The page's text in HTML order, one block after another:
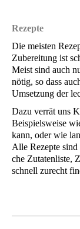
Rezep­te
Die meis­ten
Zube­rei­tung ist
Meist sind auch
nötig, so dass
Umset­zung der
Dazu ver­rät uns
Bei­spiels­wei­se
kann, oder wie
Alle Rezep­te
che Zuta­ten­lis­te,
schnell zurecht